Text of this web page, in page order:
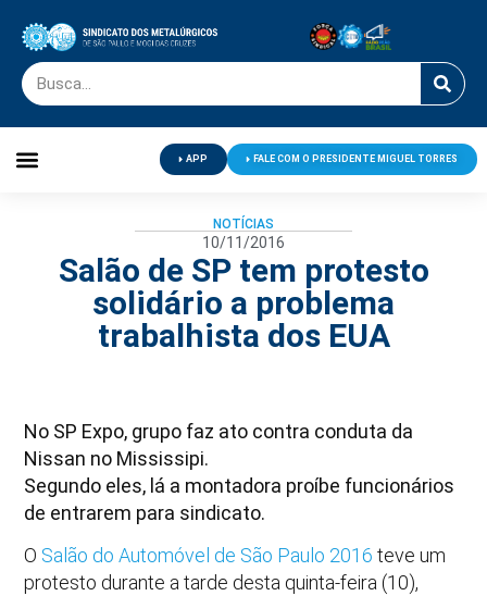
APP FALE COM O PRESIDENTE MIGUEL TORRES
NOTÍCIAS
10/11/2016
Salão de SP tem protesto
solidário a problema
trabalhista dos EUA
No SP Expo, grupo faz ato contra conduta da
Nissan no Mississipi.
Segundo eles, lá a montadora proíbe funcionários
de entrarem para sindicato.
O Salão do Automóvel de São Paulo 2016 teve um
protesto durante a tarde desta quinta-feira (10),